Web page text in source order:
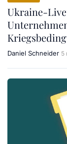
Ukraine-
Daniel Schneider 5